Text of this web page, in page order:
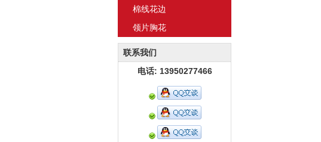
棉线花边
领片胸花
联系我们
电话: 13950277466